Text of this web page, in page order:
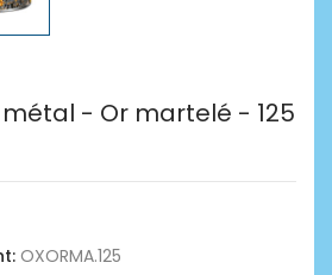
- Or martelé - 125
OXORMA.125